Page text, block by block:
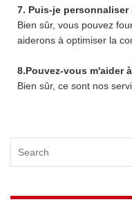
7. Puis-je personnaliser
Bien sûr, vous pouvez
aiderons à optimiser la
8.Pouvez-vous m'aider
Bien sûr, ce sont nos